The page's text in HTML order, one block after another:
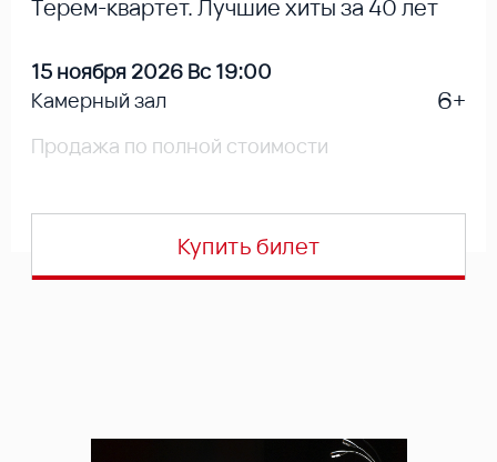
Терем-квартет. Лучшие хиты за 40 лет
15 ноября 2026 Вс 19:00
Камерный зал
6+
Продажа по полной стоимости
Купить билет